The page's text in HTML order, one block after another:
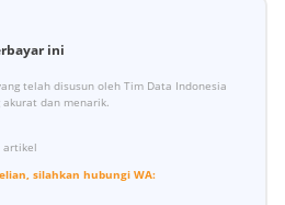
ini
telah disusun oleh Tim Data Indonesia
dan menarik.
artikel
silahkan hubungi WA: